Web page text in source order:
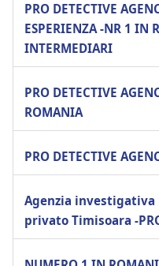
PRO DETECTIVE
ESPERIENZA -NR 1 IN
INTERMEDIARI
PRO DETECTIVE
ROMANIA
PRO DETECTIVE
Agenzia
privato Timisoara -